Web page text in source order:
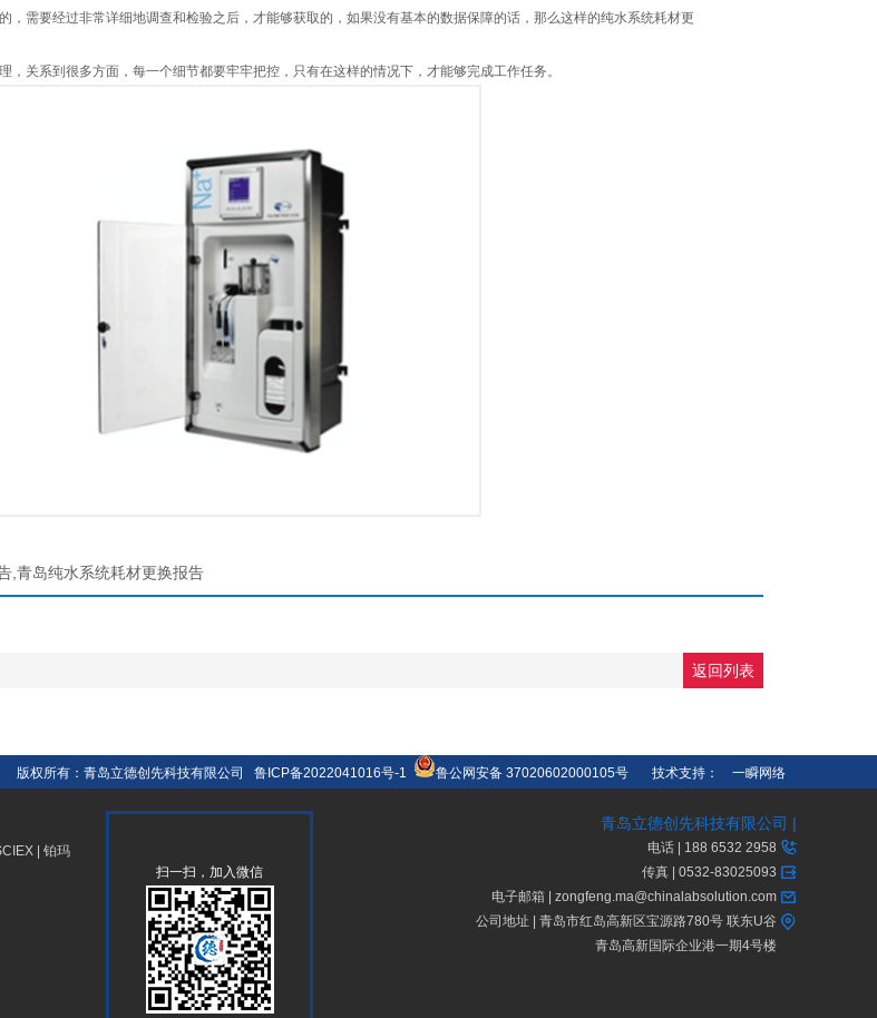
需要经过非常详细地调查和检验之后，才能够获取的，如果没有基本的数据保障的话，那么这样的纯水系统耗材更
，关系到很多方面，每一个细节都要牢牢把控，只有在这样的情况下，才能够完成工作任务。
,青岛纯水系统耗材更换报告
返回列表
版权所有：青岛立德创先科技有限公司 鲁ICP备2022041016号-1 鲁公网安备 37020602000105号 技术支持： 一瞬网络
铂玛
扫一扫，加入微信
青岛立德创先科技有限公司 |
电话 | 188 6532 2958
传真 | 0532-83025093
电子邮箱 | zongfeng.ma@chinalabsolution.com
公司地址 | 青岛市红岛高新区宝源路780号 联东U谷
青岛高新国际企业港一期4号楼